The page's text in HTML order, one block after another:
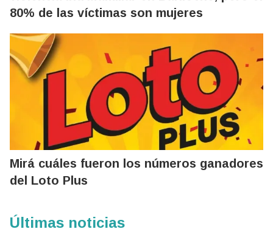
80% de las víctimas son mujeres
Mirá cuáles fueron los números ganadores
del Loto Plus
Últimas noticias